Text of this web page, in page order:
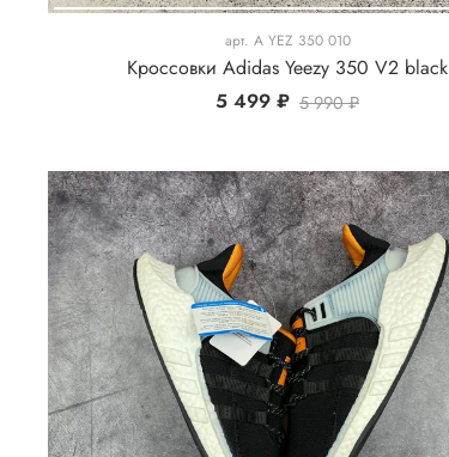
арт. A YEZ 350 010
Кроссовки Adidas Yeezy 350 V2 black
5 499 ₽ 5 990 ₽